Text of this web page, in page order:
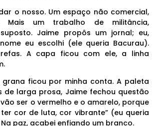
o nosso. Um espaço não comercial,
Mais um trabalho de militância,
Jaime propôs um jornal; eu,
eu escolhi (ele queria Bacurau).
A capa ficou com ele, a linha
ficou por minha conta. A paleta
de larga prosa, Jaime fechou questão
ser o vermelho e o amarelo, porque
cor de luta, cor vibrante” (eu queria
paz, acabei enfiando um branco.